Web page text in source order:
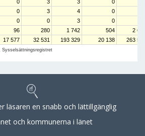
0 3 3 0
0 3 4 0
0 0 3 0
96 280 1 742 504
2
17 577 32 531 193 329 20 138 263
Sysselsättningsregistret
läsaren en snabb och lättillgänglig
och kommunerna i länet